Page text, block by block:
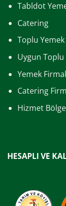
Tabldot
Catering
Toplu Yemek
Uygun Toplu
Yemek
Catering
Hizmet
HESAPLI VE